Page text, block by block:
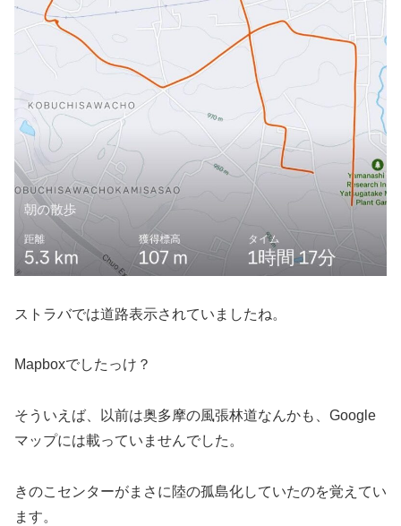
ストラバでは道路表示されていましたね。
Mapboxでしたっけ？
そういえば、以前は奥多摩の風張林道なんかも、Google
マップには載っていませんでした。
きのこセンターがまさに陸の孤島化していたのを覚えてい
ます。